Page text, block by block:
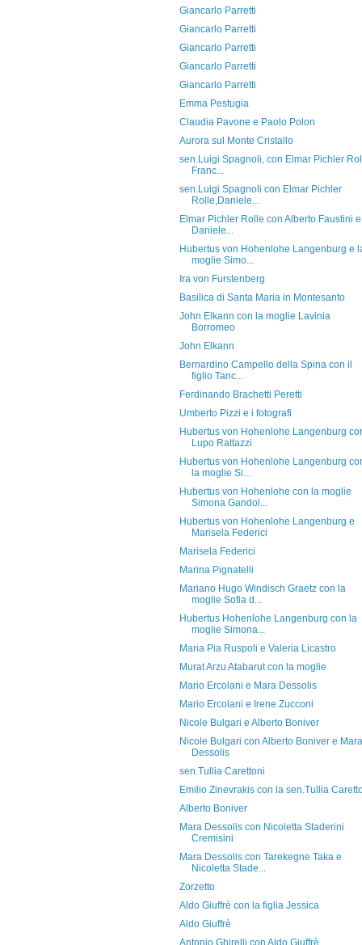
Giancarlo Parretti
Giancarlo Parretti
Giancarlo Parretti
Giancarlo Parretti
Giancarlo Parretti
Emma Pestugia
Claudia Pavone e Paolo Polon
Aurora sul Monte Cristallo
sen.Luigi Spagnoli, con Elmar Pichler
Franc...
sen.Luigi Spagnoli con Elmar Pichler
Rolle,Daniele...
Elmar Pichler Rolle con Alberto Faustini e
Daniele...
Hubertus von Hohenlohe Langenburg e
moglie Simo...
Ira von Furstenberg
Basilica di Santa Maria in Montesanto
John Elkann con la moglie Lavinia
Borromeo
John Elkann
Bernardino Campello della Spina con il
figlio Tanc...
Ferdinando Brachetti Peretti
Umberto Pizzi e i fotografi
Hubertus von Hohenlohe Langenburg
Lupo Rattazzi
Hubertus von Hohenlohe Langenburg
la moglie Si...
Hubertus von Hohenlohe con la moglie
Simona Gandol...
Hubertus von Hohenlohe Langenburg e
Marisela Federici
Marisela Federici
Marina Pignatelli
Mariano Hugo Windisch Graetz con la
moglie Sofia d...
Hubertus Hohenlohe Langenburg con la
moglie Simona...
Maria Pia Ruspoli e Valeria Licastro
Murat Arzu Atabarut con la moglie
Mario Ercolani e Mara Dessolis
Mario Ercolani e Irene Zucconi
Nicole Bulgari e Alberto Boniver
Nicole Bulgari con Alberto Boniver e Mara
Dessolis
sen.Tullia Carettoni
Emilio Zinevrakis con la sen.Tullia
Alberto Boniver
Mara Dessolis con Nicoletta Staderini
Cremisini
Mara Dessolis con Tarekegne Taka e
Nicoletta Stade...
Zorzetto
Aldo Giuffrè con la figlia Jessica
Aldo Giuffrè
Antonio Ghirelli con Aldo Giuffrè